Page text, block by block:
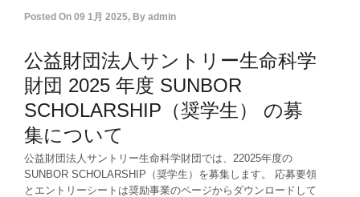
Posted On 09 1月 2025, By admin
公益財団法人サントリー生命科学
財団 2025 年度 SUNBOR
SCHOLARSHIP（奨学生） の募
集について
公益財団法人サントリー生命科学財団では、22025年度の
SUNBOR SCHOLARSHIP（奨学生）を募集します。 応募要領
とエントリーシートは奨励事業のページからダウンロードして